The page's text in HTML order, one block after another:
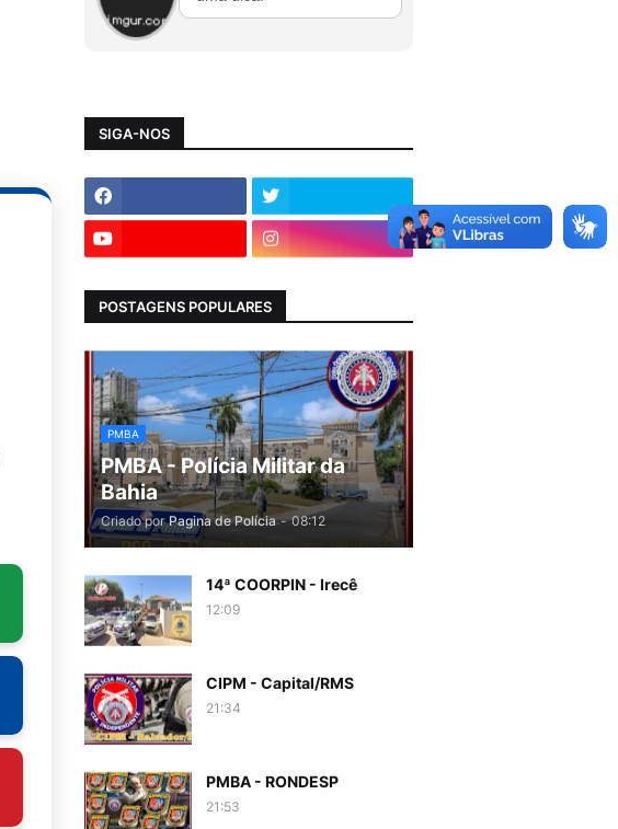
SIGA-NOS
POSTAGENS POPULARES
PMBA
PMBA - Polícia Militar da
Bahia
Criado por Pagina de Polícia - 08:12
14ª COORPIN - Irecê
12:09
CIPM - Capital/RMS
21:34
PMBA - RONDESP
21:53